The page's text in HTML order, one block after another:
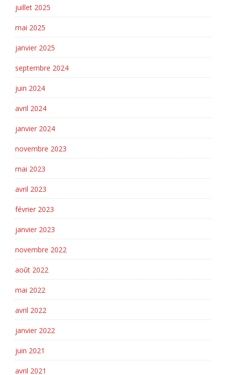
juillet 2025
mai 2025
janvier 2025
septembre 2024
juin 2024
avril 2024
janvier 2024
novembre 2023
mai 2023
avril 2023
février 2023
janvier 2023
novembre 2022
août 2022
mai 2022
avril 2022
janvier 2022
juin 2021
avril 2021